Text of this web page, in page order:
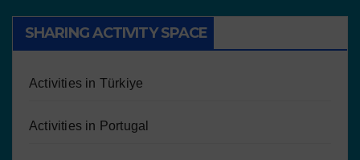
SHARING ACTIVITY SPACE
Activities in Türkiye
Activities in Portugal